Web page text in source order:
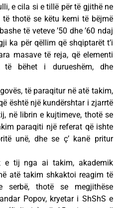
e cila si e tillë për të gjithë ne
thotë se këtu kemi të bëjmë
të veteve ’50 dhe ’60 ndaj
ka për qëllim që shqiptarët t’i
masave të reja, që elementi
të bëhet i durueshëm, dhe
të paraqitur në atë takim,
është një kundërshtar i zjarrtë
në librin e kujtimeve, thotë se
paraqiti një referat që ishte
unë, dhe se ç’ kanë pritur
e tij nga ai takim, akademik
atë takim shkaktoi reagim të
serbë, thotë se megjithëse
Popov, kryetar i ShShS e